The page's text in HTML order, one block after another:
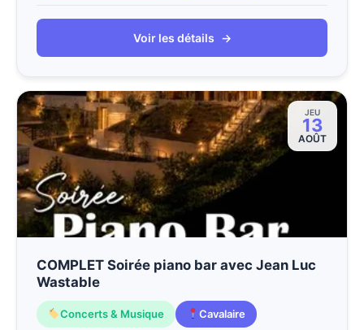
Voir les détails →
JEU
13
AOÛT
COMPLET Soirée piano bar avec Jean Luc
Wastable
Concerts & Musique Cavalaire